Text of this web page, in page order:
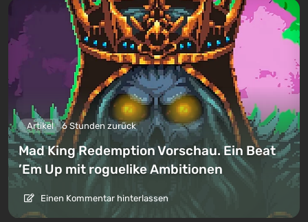
Artikel 6 Stunden zurück
Mad King Redemption Vorschau. Ein Beat
’Em Up mit roguelike Ambitionen
Einen Kommentar hinterlassen